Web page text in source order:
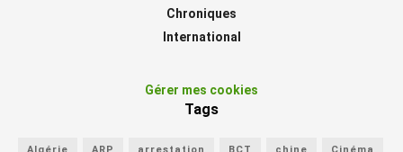
Chroniques
International
Gérer mes cookies
Tags
Algérie ARP arrestation BCT chine Cinéma